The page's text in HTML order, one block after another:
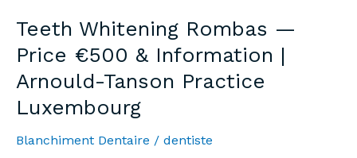
Prix
500€
&
Informations
Cabinet
Teeth Whitening Rombas —
Price €500 & Information |
Arnould-Tanson Practice
Luxembourg
Blanchiment Dentaire / dentiste